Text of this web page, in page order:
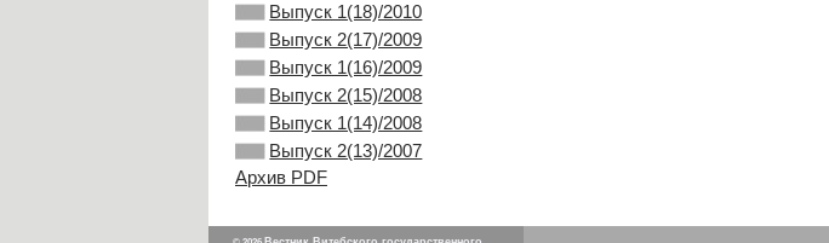
Выпуск 1(18)/2010
Выпуск 2(17)/2009
Выпуск 1(16)/2009
Выпуск 2(15)/2008
Выпуск 1(14)/2008
Выпуск 2(13)/2007
Архив PDF